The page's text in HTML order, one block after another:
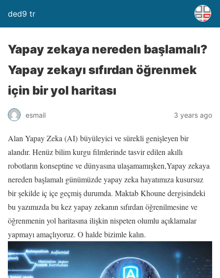
ded9 tr
Yapay zekaya nereden başlamalı?
Yapay zekayı sıfırdan öğrenmek
için bir yol haritası
esmail 3 years ago
Alan Yapay Zeka (AI) büyüleyici ve sürekli genişleyen bir
alandır. Henüz bilim kurgu filmlerinde tasvir edilen akıllı
robotların konseptine ve dünyasına ulaşamamışken,Yapay zekaya
nereden başlamalı günümüzde yapay zeka hayatımıza kusursuz
bir şekilde iç içe geçmiş durumda. Maktab Khoune dergisindeki
bu yazımızda bu kez yapay zekanın sıfırdan öğrenilmesine ve
öğrenmenin yol haritasına ilişkin nispeten olumlu açıklamalar
yapmayı amaçlıyoruz. O halde bizimle kalın.